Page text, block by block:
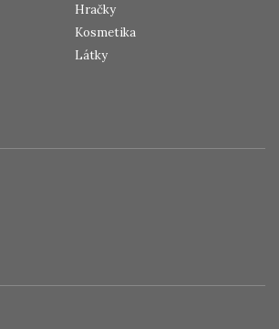
Hračky
Kosmetika
Látky